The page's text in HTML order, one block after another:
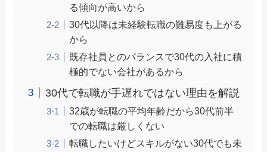
る傾向が高いから
30代以降は未経験転職の難易度も上がる
から
既存社員とのバランスで30代の入社に積
極的でない会社があるから
30代で転職が手遅れではない理由を解説
32歳が転職の平均年齢だから30代前半
での転職は厳しくない
転職したいけどスキルがない30代でも未